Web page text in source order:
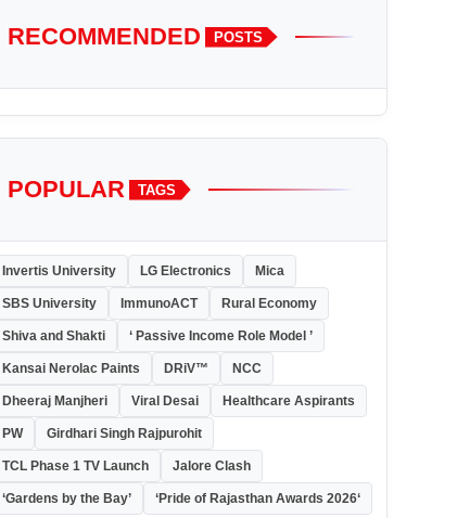
RECOMMENDED POSTS
POPULAR TAGS
Invertis University LG Electronics Mica
SBS University ImmunoACT Rural Economy
Shiva and Shakti ‘ Passive Income Role Model ’
Kansai Nerolac Paints DRiV™ NCC
Dheeraj Manjheri Viral Desai Healthcare Aspirants
PW Girdhari Singh Rajpurohit
TCL Phase 1 TV Launch Jalore Clash
‘Gardens by the Bay’ ‘Pride of Rajasthan Awards 2026‘